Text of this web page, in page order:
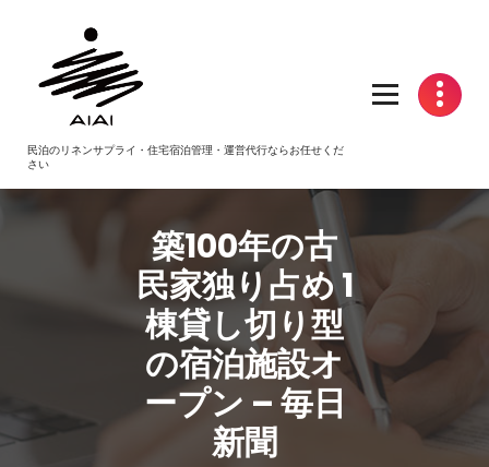
民泊のリネンサプライ・住宅宿泊管理・運営代行ならお任せくだ
さい
築100年の古
民家独り占め 1
棟貸し切り型
の宿泊施設オ
ープン – 毎日
新聞